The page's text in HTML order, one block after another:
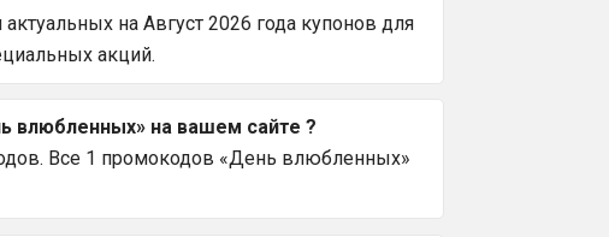
на Август 2026 года купонов для
акций.
влюбленных» на вашем сайте ?
Все 1 промокодов «День влюбленных»